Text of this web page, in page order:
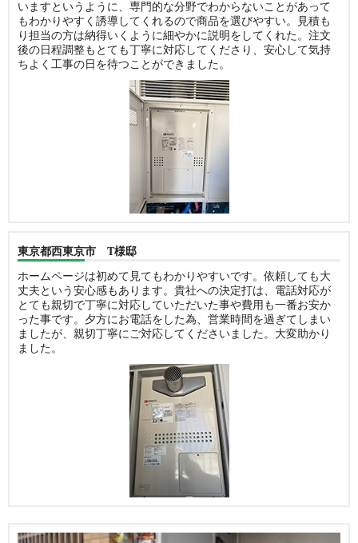
いますというように、専門的な分野でわからないことがあって
もわかりやすく誘導してくれるので商品を選びやすい。見積も
り担当の方は納得いくように細やかに説明をしてくれた。注文
後の日程調整もとても丁寧に対応してくださり、安心して気持
ちよく工事の日を待つことができました。
東京都西東京市 T様邸
ホームページは初めて見てもわかりやすいです。依頼しても大
丈夫という安心感もあります。貴社への決定打は、電話対応が
とても親切で丁寧に対応していただいた事や費用も一番お安か
った事です。夕方にお電話をした為、営業時間を過ぎてしまい
ましたが、親切丁寧にご対応してくださいました。大変助かり
ました。